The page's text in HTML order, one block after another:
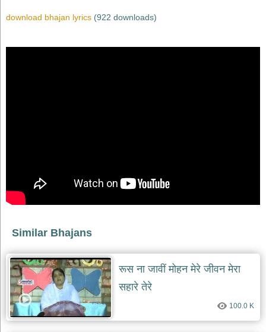
दुर्गा
bhajans
भजन
gurudev
bhajans
भजन
bhajans
विष्णु
भजन
vishnu
bhajans
download bhajan lyrics (922 downloads)
Similar Bhajans
रूस ना जावीं मोहन मेरे जीवन मेरा
सहारे तेरे
100.0 K